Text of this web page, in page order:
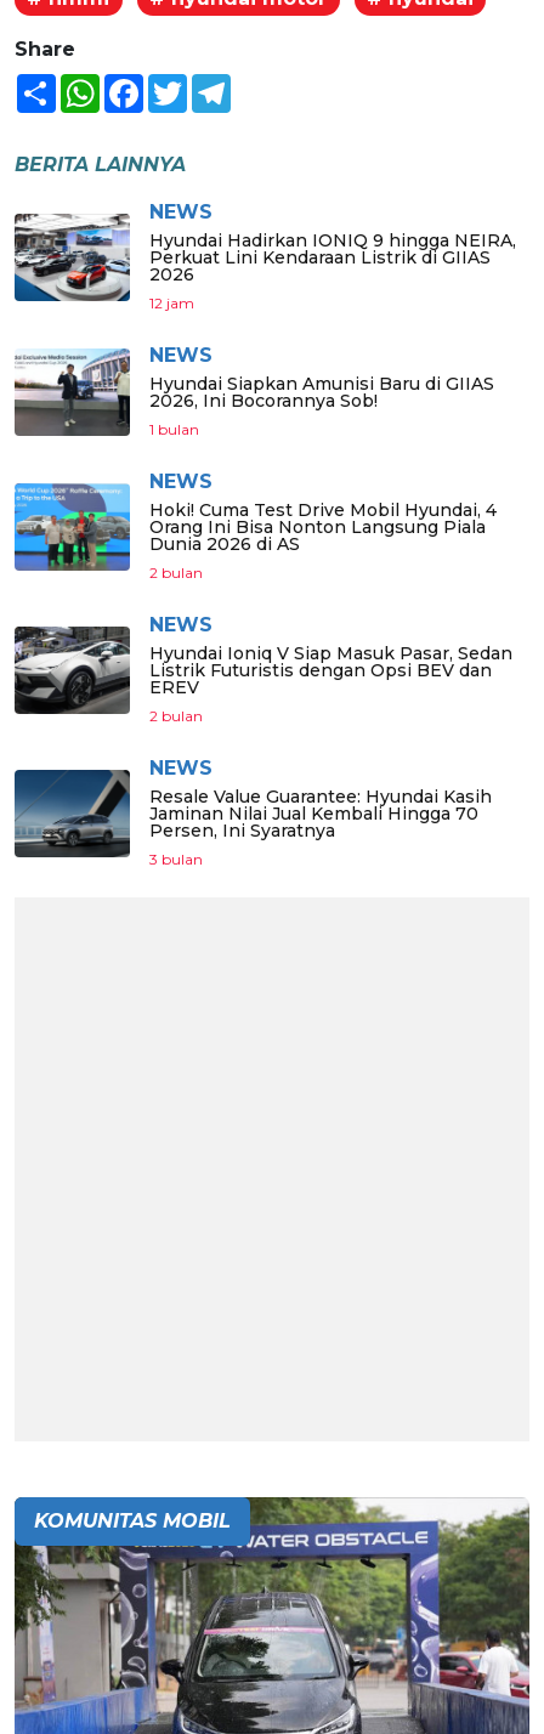
Share
Share WhatsAppFacebook
Twitter
BERITA LAINNYA
NEWS
Hyundai Hadirkan IONIQ 9 hingga NEIRA,
Perkuat Lini Kendaraan Listrik di GIIAS
2026
12 jam
NEWS
Hyundai Siapkan Amunisi Baru di GIIAS
2026, Ini Bocorannya Sob!
1 bulan
NEWS
Hoki! Cuma Test Drive Mobil Hyundai, 4
Orang Ini Bisa Nonton Langsung Piala
Dunia 2026 di AS
2 bulan
NEWS
Hyundai Ioniq V Siap Masuk Pasar, Sedan
Listrik Futuristis dengan Opsi BEV dan
EREV
2 bulan
NEWS
Resale Value Guarantee: Hyundai Kasih
Jaminan Nilai Jual Kembali Hingga 70
Persen, Ini Syaratnya
3 bulan
KOMUNITAS MOBIL